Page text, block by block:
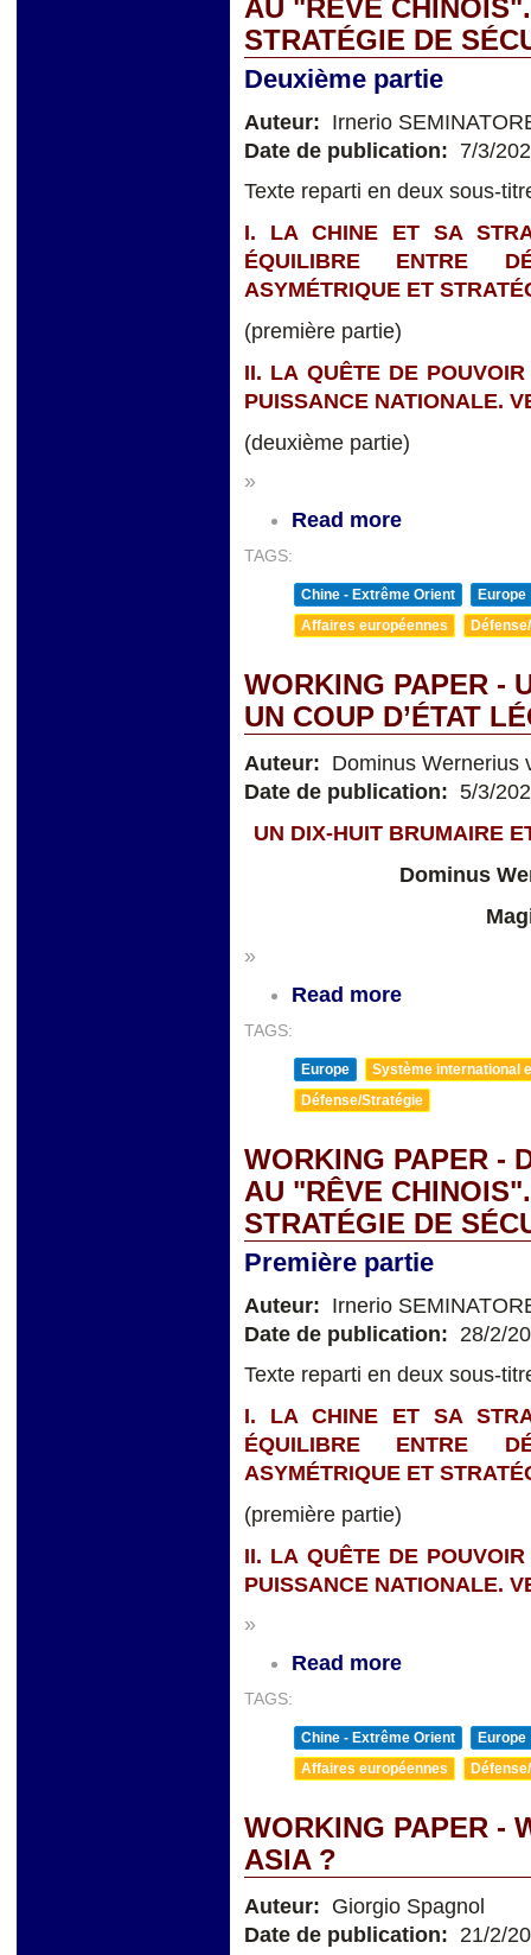
AU "RÊVE
STRATÉGIE DE
Deuxième partie
Auteur: Irnerio
Date de publication: 7/3/
Texte reparti en deux sous-
I. LA CHINE ET SA
ÉQUILIBRE ENTRE
ASYMÉTRIQUE ET
(première partie)
II. LA QUÊTE DE
PUISSANCE NATIONALE.
(deuxième partie)
»
Read more
TAGS:
Chine - Extrême Orient
Europe
Affaires européennes
WORKING PAPER -
UN COUP D’ÉTAT
Auteur: Dominus Wernerius
Date de publication: 5/3/
UN DIX-HUIT BRUMAIRE
Dominus
»
Read more
TAGS:
Europe
Système international
Défense/Stratégie
WORKING PAPER -
AU "RÊVE
STRATÉGIE DE
Première partie
Auteur: Irnerio
Date de publication: 28/2/
Texte reparti en deux sous-
I. LA CHINE ET SA
ÉQUILIBRE ENTRE
ASYMÉTRIQUE ET
(première partie)
II. LA QUÊTE DE
PUISSANCE NATIONALE.
»
Read more
TAGS:
Chine - Extrême Orient
Europe
Affaires européennes
WORKING PAPER -
ASIA ?
Auteur: Giorgio Spagnol
Date de publication: 21/2/